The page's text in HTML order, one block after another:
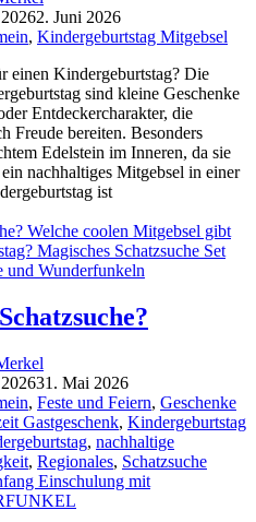
2. Juni 2026
, Kindergeburtstag Mitgebsel
einen Kindergeburtstag? Die
sind kleine Geschenke
Entdeckercharakter, die
Freude bereiten. Besonders
Edelstein im Inneren, da sie
nachhaltiges Mitgebsel in einer
ist
31. Mai 2026
, Feste und Feiern, Geschenke
Gastgeschenk, Kindergeburtstag
, nachhaltige
, Regionales, Schatzsuche
Einschulung mit